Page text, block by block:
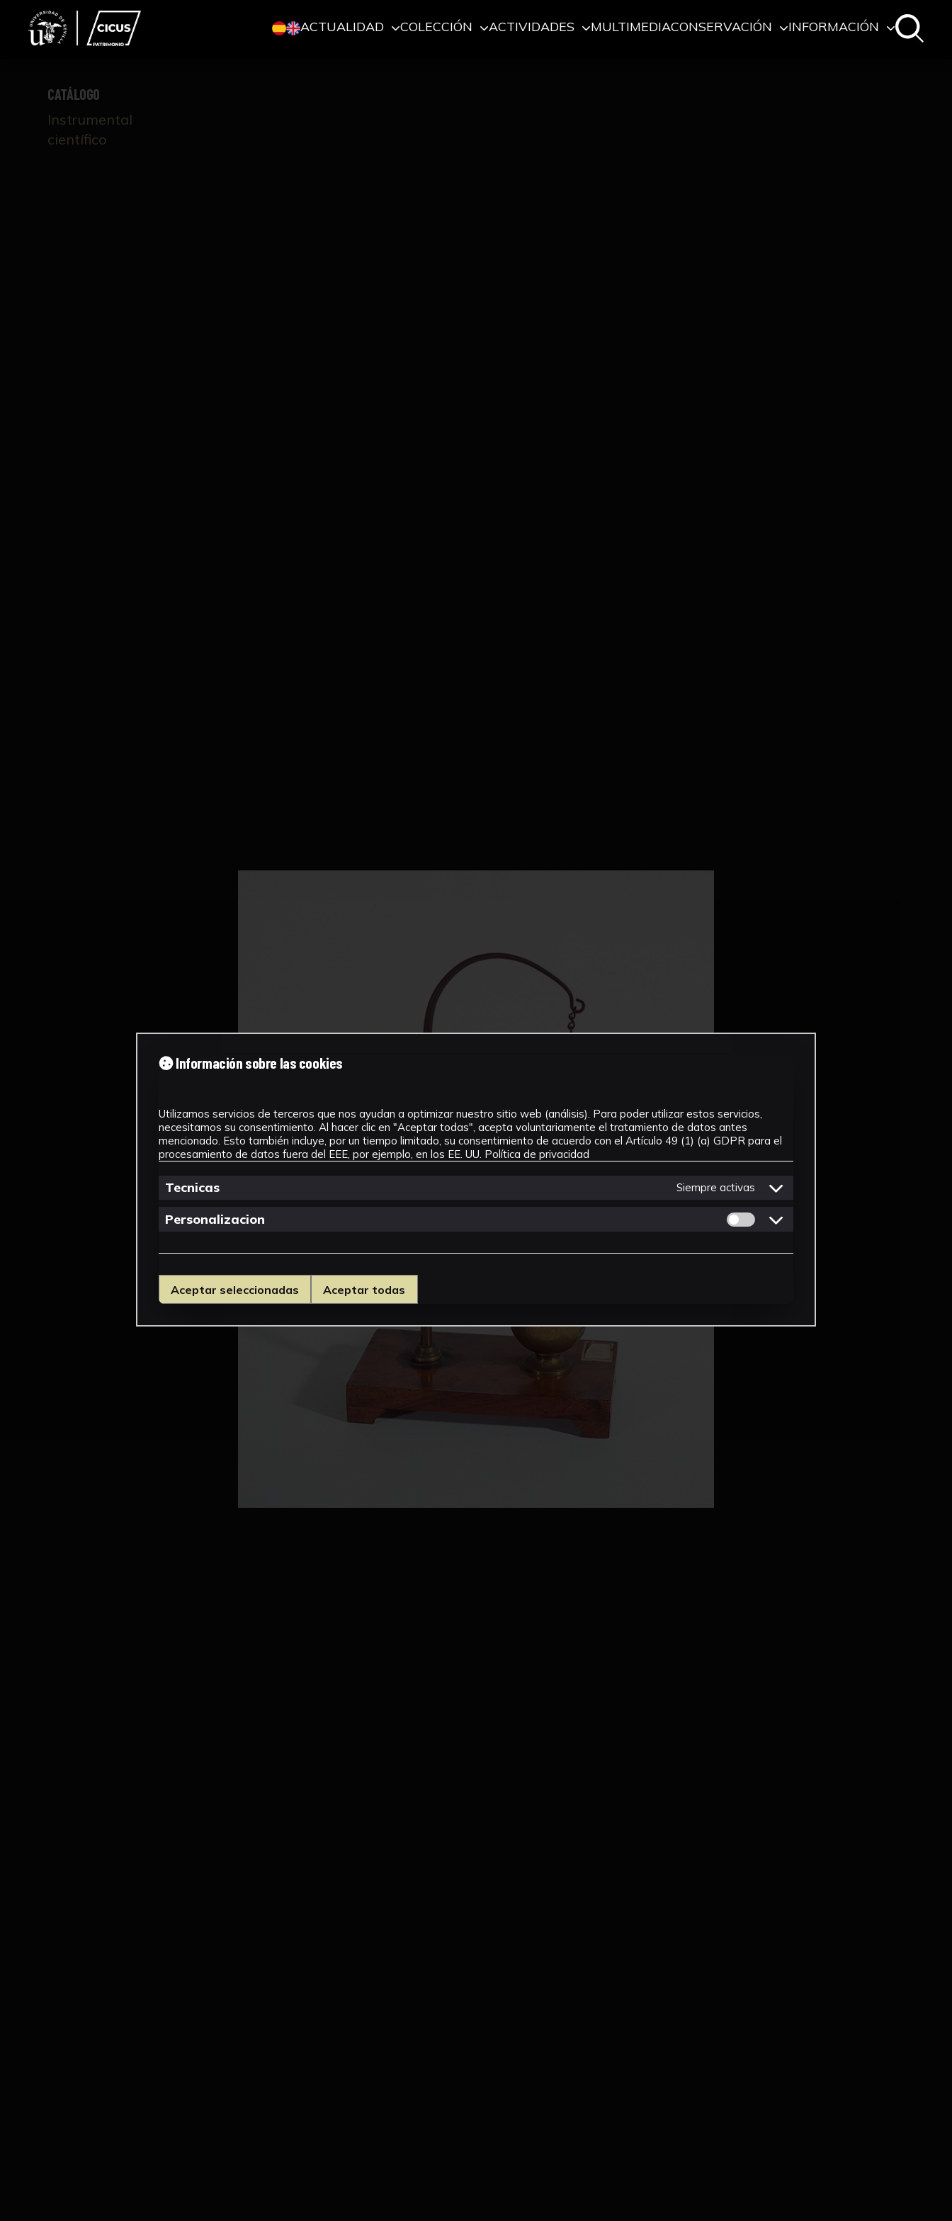
ACTUALIDAD COLECCIÓN ACTIVIDADES MULTIMEDIACONSERVACIÓN INFORMACIÓN
CATÁLOGO
Instrumental
científico
Información sobre las cookies
Utilizamos servicios de terceros que nos ayudan a optimizar nuestro sitio web (análisis). Para poder utilizar estos servicios,
necesitamos su consentimiento. Al hacer clic en "Aceptar todas", acepta voluntariamente el tratamiento de datos antes
mencionado. Esto también incluye, por un tiempo limitado, su consentimiento de acuerdo con el Artículo 49 (1) (a) GDPR para el
procesamiento de datos fuera del EEE, por ejemplo, en los EE. UU. Política de privacidad
Tecnicas Siempre activas
Personalizacion Permitir cookies de Personalizacion
Aceptar seleccionadas Aceptar todas